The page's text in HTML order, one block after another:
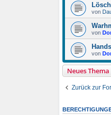
von
von
von
Neues Thema
Zurück zur